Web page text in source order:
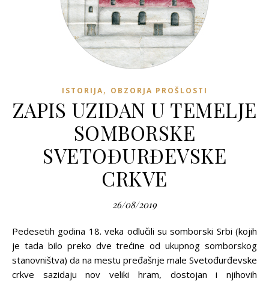
ISTORIJA, OBZORJA PROŠLOSTI
ZAPIS UZIDAN U TEMELJE
SOMBORSKE
SVETOĐURĐEVSKE
CRKVE
26/08/2019
Pedesetih godina 18. veka odlučili su somborski Srbi (kojih
je tada bilo preko dve trećine od ukupnog somborskog
stanovništva) da na mestu pređašnje male Svetođurđevske
crkve sazidaju nov veliki hram, dostojan i njihovih